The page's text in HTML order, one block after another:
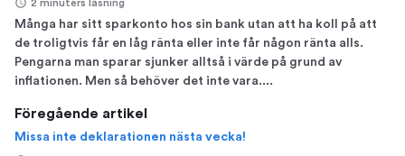
2 minuters läsning
Många har sitt sparkonto hos sin bank utan att ha koll på att
de troligtvis får en låg ränta eller inte får någon ränta alls.
Pengarna man sparar sjunker alltså i värde på grund av
inflationen. Men så behöver det inte vara....
Föregående artikel
Missa inte deklarationen nästa vecka!